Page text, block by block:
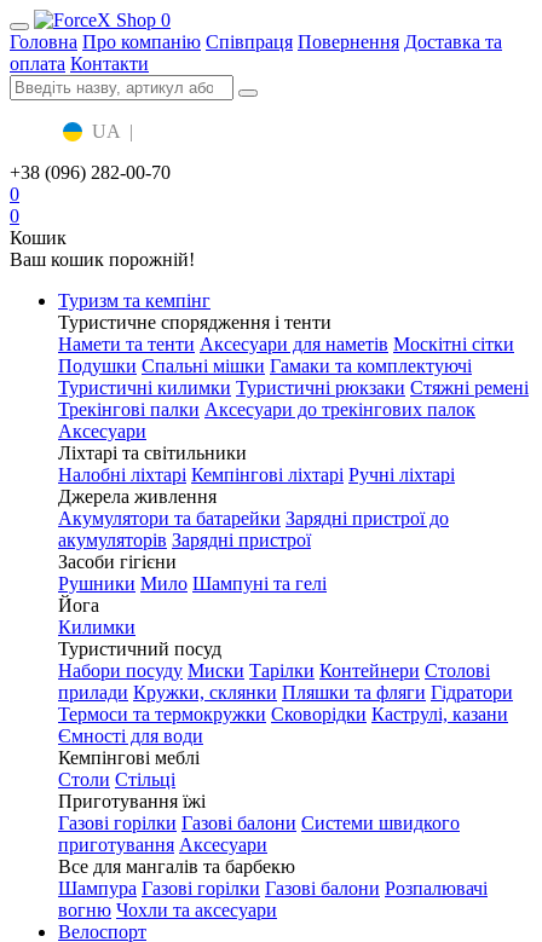
0
Головна Про компанію Співпраця Повернення Доставка та
оплата Контакти
UA |
+38 (096) 282-00-70
0
0
Кошик
Ваш кошик порожній!
Туризм та кемпінг
Туристичне спорядження і тенти
Намети та тенти Аксесуари для наметів Москітні сітки
Подушки Спальні мішки Гамаки та комплектуючі
Туристичні килимки Туристичні рюкзаки Стяжні ремені
Трекінгові палки Аксесуари до трекінгових палок
Аксесуари
Ліхтарі та світильники
Налобні ліхтарі Кемпінгові ліхтарі Ручні ліхтарі
Джерела живлення
Акумулятори та батарейки Зарядні пристрої до
акумуляторів Зарядні пристрої
Засоби гігієни
Рушники Мило Шампуні та гелі
Йога
Килимки
Туристичний посуд
Набори посуду Миски Тарілки Контейнери Столові
прилади Кружки, склянки Пляшки та фляги Гідратори
Термоси та термокружки Сковорідки Каструлі, казани
Ємності для води
Кемпінгові меблі
Столи Стільці
Приготування їжі
Газові горілки Газові балони Системи швидкого
приготування Аксесуари
Все для мангалів та барбекю
Шампура Газові горілки Газові балони Розпалювачі
вогню Чохли та аксесуари
Велоспорт